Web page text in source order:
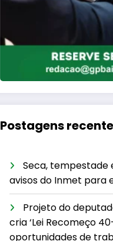
Postagens
Seca, tempestade
avisos do Inmet para
Projeto do
cria ‘Lei Recomeço
oportunidades de